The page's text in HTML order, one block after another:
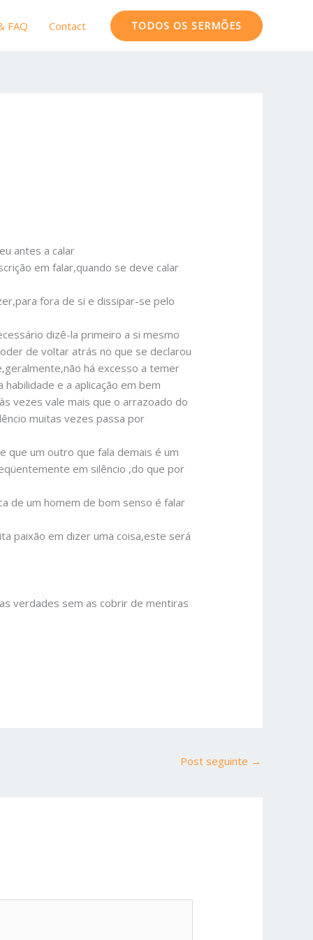
FAQ Contact TODOS OS SERMÕES
antes a calar
em falar,quando se deve calar
fora de si e dissipar-se pelo
dizê-la primeiro a si mesmo
de voltar atrás no que se declarou
há excesso a temer
e a aplicação em bem
vezes vale mais que o arrazoado do
muitas vezes passa por
que um outro que fala demais é um
em silêncio ,do que por
de um homem de bom senso é falar
paixão em dizer uma coisa,este será
verdades sem as cobrir de mentiras
Post seguinte →